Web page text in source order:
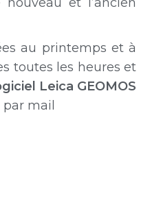
au printemps et à
toutes les heures et
Leica GEOMOS
par mail